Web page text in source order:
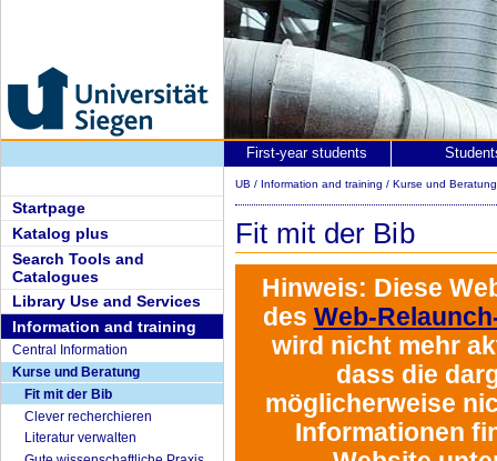
Startpage
Katalog plus
Search Tools and
Catalogues
Library Use and Services
Information and training
Central Information
Kurse und Beratung
Fit mit der Bib
Clever recherchieren
Literatur verwalten
First-year students
UB / Information and training / Kurse und
Fit mit der Bib
Hinweis: Diese
des Web-
wird nicht mehr
dass die
möglicherweise
Informationen